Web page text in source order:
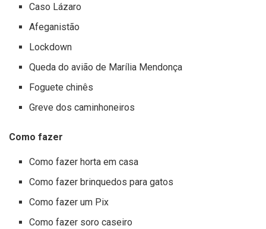
Caso Lázaro
Afeganistão
Lockdown
Queda do avião de Marília Mendonça
Foguete chinês
Greve dos caminhoneiros
Como fazer
Como fazer horta em casa
Como fazer brinquedos para gatos
Como fazer um Pix
Como fazer soro caseiro